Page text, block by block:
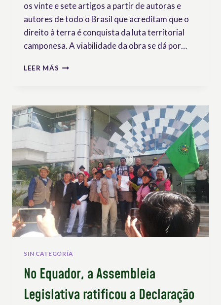
os vinte e sete artigos a partir de autoras e
autores de todo o Brasil que acreditam que o
direito à terra é conquista da luta territorial
camponesa. A viabilidade da obra se dá por…
LEER MÁS COMENTÁRIOS
NAÇÕES
UNIDAS
SOBRE
DIREITOSDAS
CAMPONESAS
E
DOS
CAMPONESES
SIN CATEGORÍA
No Equador, a Assembleia
Legislativa ratificou a Declaração